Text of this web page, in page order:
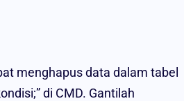
menghapus data dalam tabel
di CMD. Gantilah